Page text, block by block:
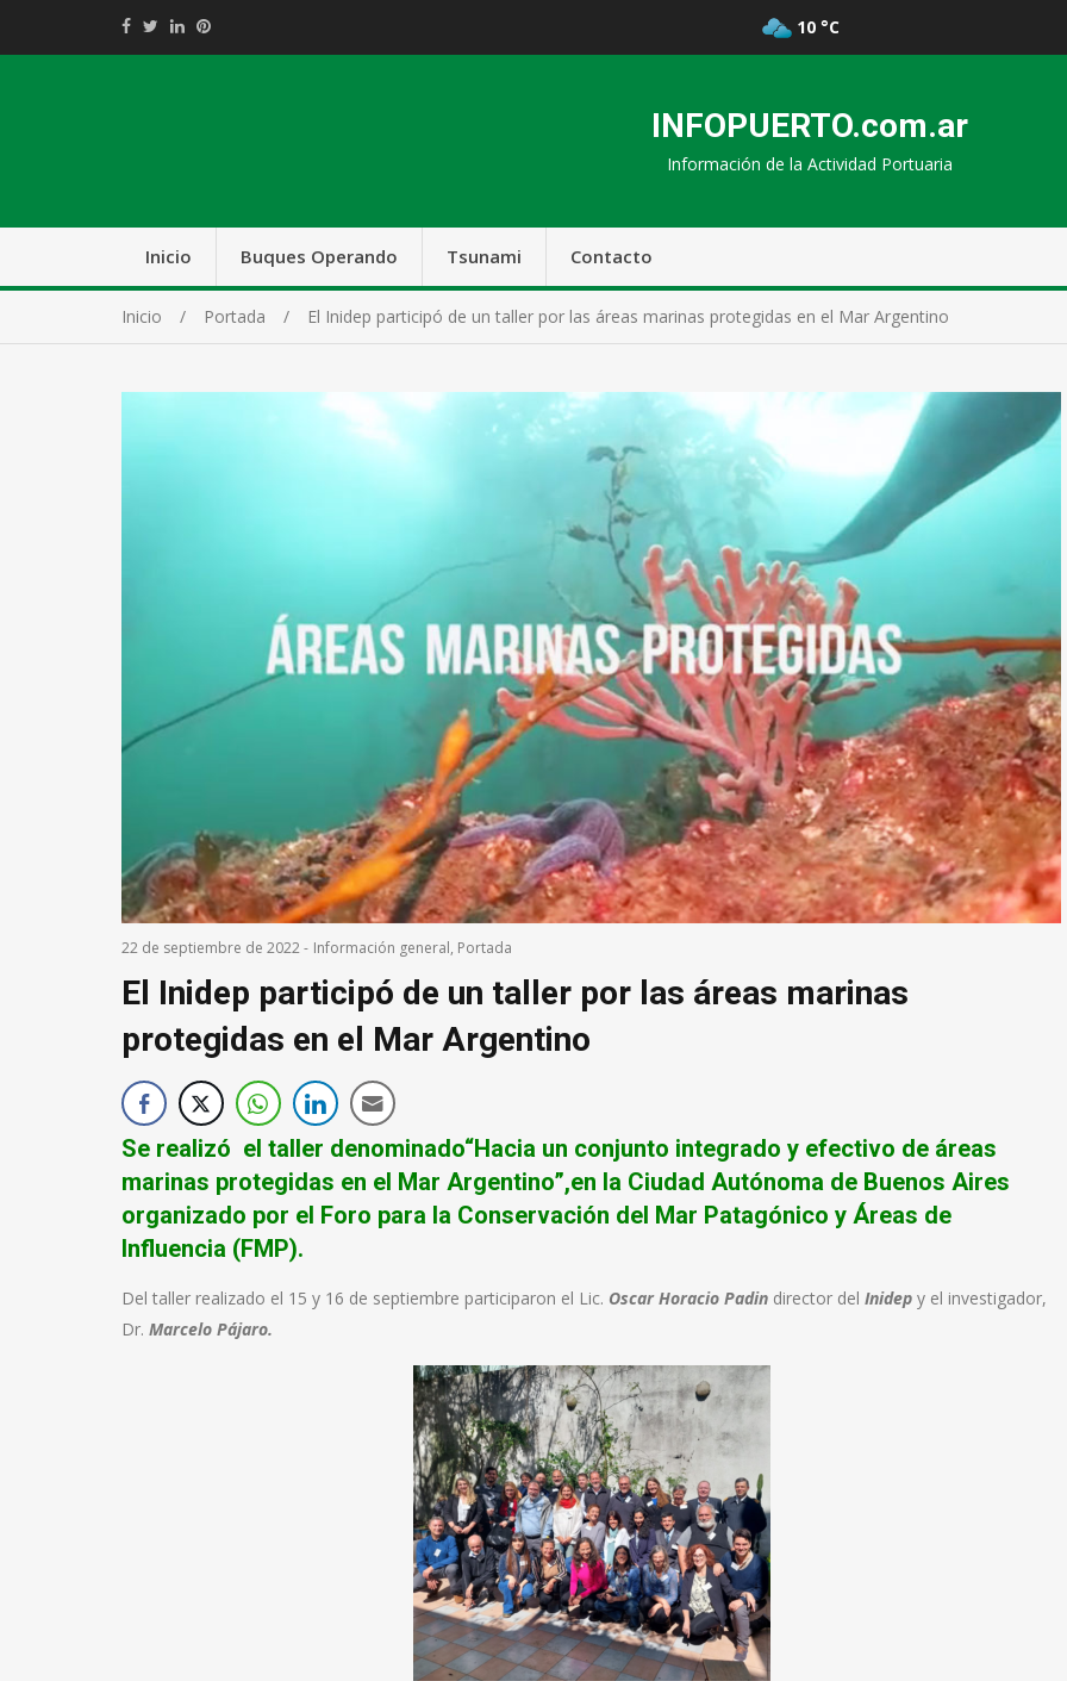
10 °C
INFOPUERTO.com.ar
Información de la Actividad Portuaria
Inicio Buques Operando Tsunami Contacto
Inicio Portada El Inidep participó de un taller por las áreas marinas protegidas en el Mar Argentino
22 de septiembre de 2022- Información general, Portada
El Inidep participó de un taller por las áreas marinas
protegidas en el Mar Argentino
Se realizó el taller denominado“Hacia un conjunto integrado y efectivo de áreas
marinas protegidas en el Mar Argentino”,en la Ciudad Autónoma de Buenos Aires
organizado por el Foro para la Conservación del Mar Patagónico y Áreas de
Influencia (FMP).
Del taller realizado el 15 y 16 de septiembre participaron el Lic. Oscar Horacio Padin director del Inidep y el investigador,
Dr. Marcelo Pájaro.